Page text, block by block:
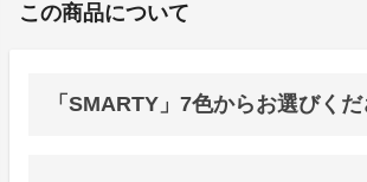
この商品について
「SMARTY」7色からお選びく